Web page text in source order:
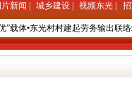
片新闻 城乡建设 视频东光
载体•东光村村建起劳务输出联络